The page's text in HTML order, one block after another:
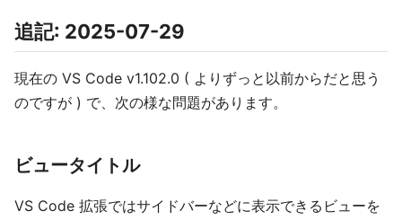
追記: 2025-07-29
現在の VS Code v1.102.0 ( よりずっと以前からだと思う
のですが ) で、次の様な問題があります。
ビュータイトル
VS Code 拡張ではサイドバーなどに表示できるビューを